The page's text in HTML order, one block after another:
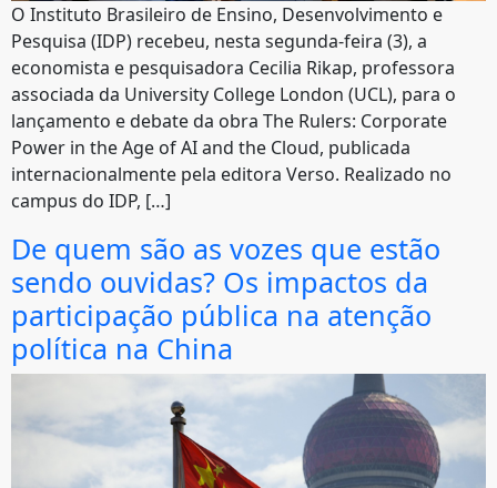
O Instituto Brasileiro de Ensino, Desenvolvimento e
Pesquisa (IDP) recebeu, nesta segunda-feira (3), a
economista e pesquisadora Cecilia Rikap, professora
associada da University College London (UCL), para o
lançamento e debate da obra The Rulers: Corporate
Power in the Age of AI and the Cloud, publicada
internacionalmente pela editora Verso. Realizado no
campus do IDP, […]
De quem são as vozes que estão
sendo ouvidas? Os impactos da
participação pública na atenção
política na China